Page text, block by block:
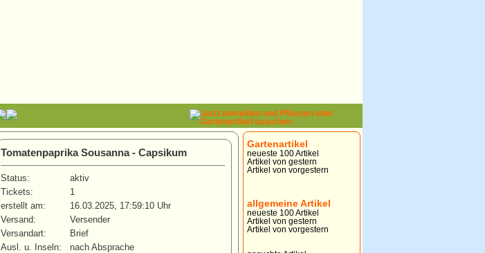
Tomatenpaprika Sousanna - Capsikum
Status:
aktiv
Tickets:
1
erstellt am:
16.03.2025, 17:59:10 Uhr
Versand:
Versender
Versandart:
Brief
Ausl. u. Inseln:
nach Absprache
Gartenartikel
neueste 100 Artikel
Artikel von gestern
Artikel von vorgestern
allgemeine Artikel
neueste 100 Artikel
Artikel von gestern
Artikel von vorgestern